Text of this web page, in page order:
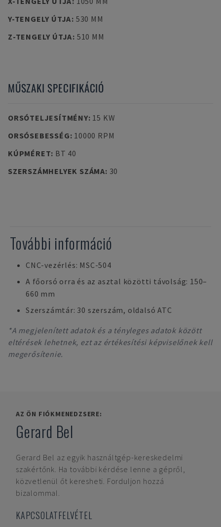
Y-TENGELY ÚTJA: 530 MM
Z-TENGELY ÚTJA: 510 MM
MŰSZAKI SPECIFIKÁCIÓ
ORSÓTELJESÍTMÉNY: 15 KW
ORSÓSEBESSÉG: 10000 RPM
KÚPMÉRET: BT 40
SZERSZÁMHELYEK SZÁMA: 30
További információ
CNC-vezérlés: MSC-504
A főorsó orra és az asztal közötti távolság: 150–
660 mm
Szerszámtár: 30 szerszám, oldalsó ATC
*A megjelenített adatok és a tényleges adatok között
eltérések lehetnek, ezt az értékesítési képviselőnek kell
megerősítenie.
AZ ÖN FIÓKMENEDZSERE:
Gerard Bel
Gerard Bel az egyik használtgép-kereskedelmi
szakértőnk. Ha további kérdése lenne a gépről,
közvetlenül őt keresheti. Forduljon hozzá
bizalommal.
KAPCSOLATFELVÉTEL